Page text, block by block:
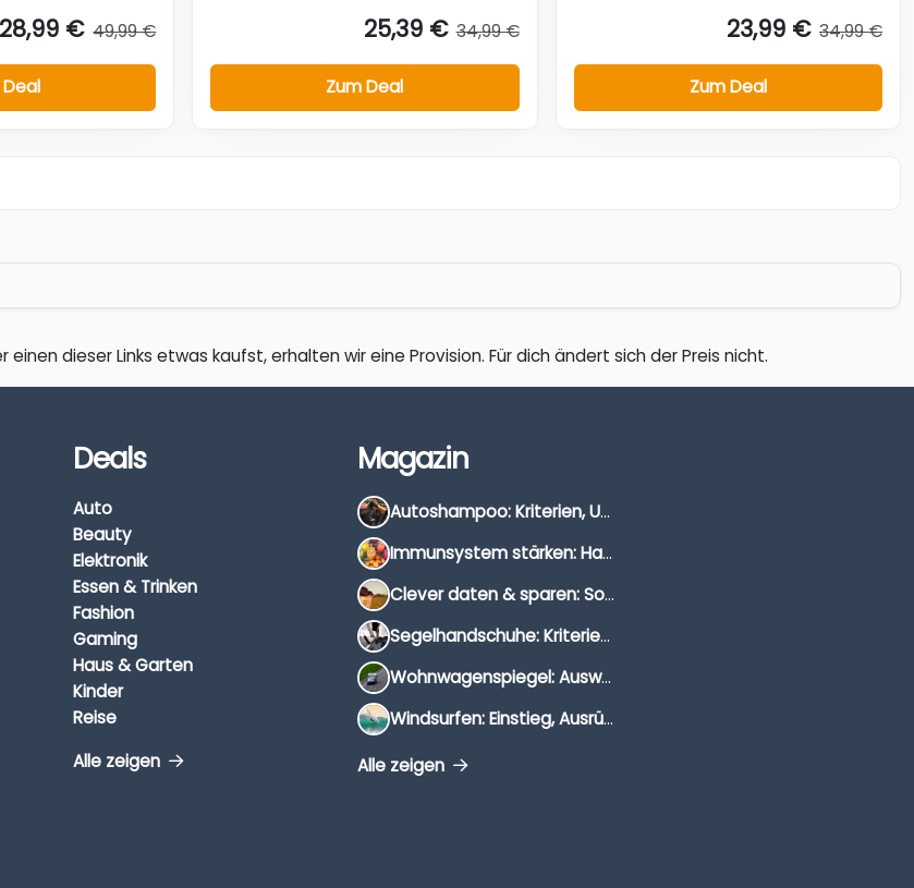
28,99 € 49,99 € 25,39 € 34,99 €
Zum Deal
23,99 € 34,99 €
Zum Deal
dieser Links etwas kaufst, erhalten wir eine Provision. Für dich ändert sich der Preis nicht.
Deals
Auto
Beauty
Elektronik
Essen & Trinken
Fashion
Gaming
Haus & Garten
Kinder
Reise
Alle zeigen
Magazin
Autoshampoo: Kriterien, Unterschiede & Anwendung
Immunsystem stärken: Hausmittel, Vitamine & Wissenswertes
Clever daten & sparen: So findest du die besten Deals für Dates und Unternehmungen
Segelhandschuhe: Kriterien, Materialien & Tipps
Wohnwagenspiegel: Auswahl, Preise & Montage
Windsurfen: Einstieg, Ausrüstung & Tipps
Alle zeigen